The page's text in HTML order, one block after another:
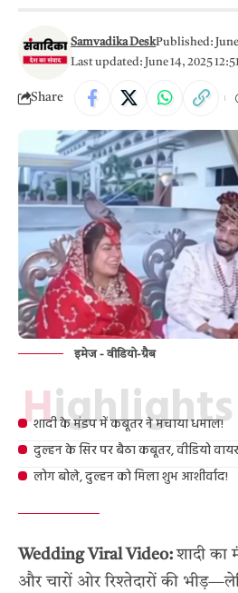
Last updated: June 14, 2025
Samvadika DeskPublished:
Share
इमेज - वीडियो-ग्रैब
Highlights
शादी के मंडप में कबूतर ने मचाया धमाल!
दुल्हन के सिर पर बैठा कबूतर, वीडियो
लोग बोले, दुल्हन को मिला शुभ आशीर्वाद!
Wedding Viral Video:शादी का
और चारों ओर रिश्तेदारों की